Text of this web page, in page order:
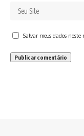
Salvar meus dados